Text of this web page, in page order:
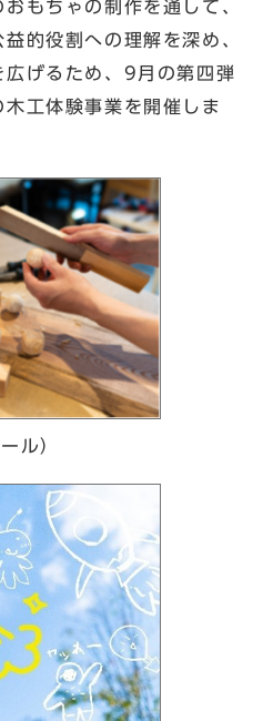
おもちゃの制作を通して、
的役割への理解を深め、
広げるため、9月の第四弾
工体験事業を開催しま
ル）